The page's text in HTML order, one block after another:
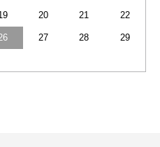
20 21 22
27 28 29